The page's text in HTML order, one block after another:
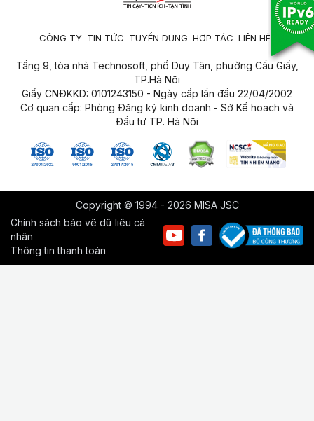
CÔNG TY TIN TỨC TUYỂN DỤNG HỢP TÁC LIÊN HỆ
Tầng 9, tòa nhà Technosoft, phố Duy Tân, phường Cầu Giấy,
TP.Hà Nội
Giấy CNĐKKD: 0101243150 - Ngày cấp lần đầu 22/04/2002
Cơ quan cấp: Phòng Đăng ký kinh doanh - Sở Kế hoạch và
Đầu tư TP. Hà Nội
Copyright © 1994 - 2026 MISA JSC
Chính sách bảo vệ dữ liệu cá
nhân
Thông tin thanh toán